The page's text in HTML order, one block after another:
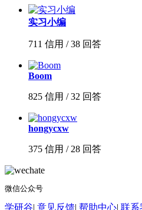
实习小编
711 信用 / 38 回答
Boom
825 信用 / 32 回答
hongycxw
375 信用 / 28 回答
微信公众号
学研谷| 意见反馈| 帮助中心| 联系